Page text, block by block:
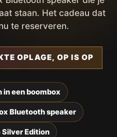
staan. Het cadeau dat
te reserveren.
OPLAGE, OP IS OP
een boombox
Bluetooth speaker
Edition